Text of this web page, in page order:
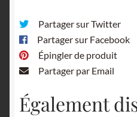
Partager sur Twitter
Partager sur Facebook
Épingler de produit
Partager par Email
Également